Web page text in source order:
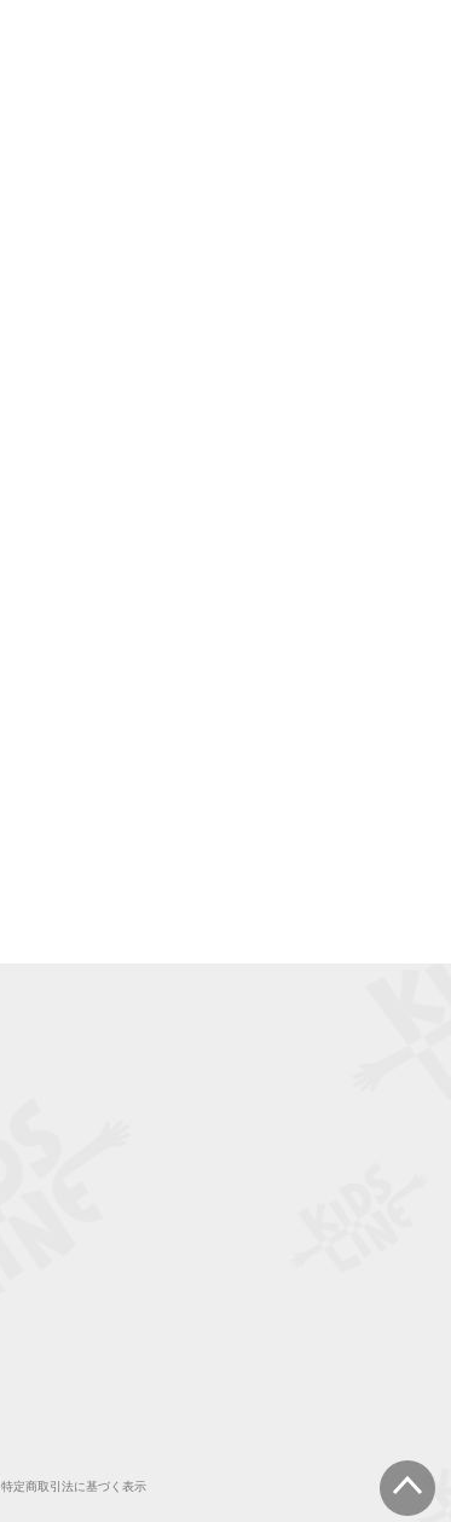
特定商取引法に基づく表示